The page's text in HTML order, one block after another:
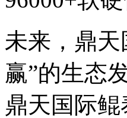
未来，鼎
赢”的生态发
鼎天国际